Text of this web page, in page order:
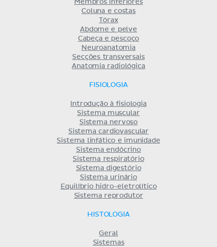
Membros inferiores
Coluna e costas
Tórax
Abdome e pelve
Cabeça e pescoço
Neuroanatomia
Secções transversais
Anatomia radiológica
FISIOLOGIA
Introdução à fisiologia
Sistema muscular
Sistema nervoso
Sistema cardiovascular
Sistema linfático e imunidade
Sistema endócrino
Sistema respiratório
Sistema digestório
Sistema urinário
Equilíbrio hidro-eletrolítico
Sistema reprodutor
HISTOLOGIA
Geral
Sistemas